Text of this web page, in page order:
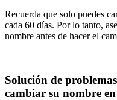
Recuerda que solo puedes
cada 60 días. Por lo tanto,
nombre antes de hacer el
Solución de
cambiar su nombre